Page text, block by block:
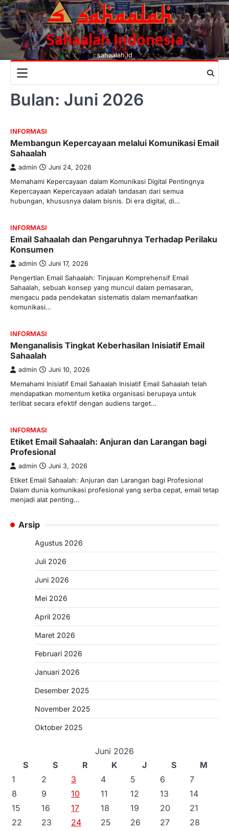
Skip
to
content
Sahaalah Indonesia
sahaalah.id
Bulan: Juni 2026
INFORMASI
Membangun Kepercayaan melalui Komunikasi Email
Sahaalah
admin Juni 24, 2026
Memahami Kepercayaan dalam Komunikasi Digital Pentingnya
Kepercayaan Kepercayaan adalah landasan dari semua
hubungan, khususnya dalam bisnis. Di era digital, di…
INFORMASI
Email Sahaalah dan Pengaruhnya Terhadap Perilaku
Konsumen
admin Juni 17, 2026
Pengertian Email Sahaalah: Tinjauan Komprehensif Email
Sahaalah, sebuah konsep yang muncul dalam pemasaran,
mengacu pada pendekatan sistematis dalam memanfaatkan
komunikasi…
INFORMASI
Menganalisis Tingkat Keberhasilan Inisiatif Email
Sahaalah
admin Juni 10, 2026
Memahami Inisiatif Email Sahaalah Inisiatif Email Sahaalah telah
mendapatkan momentum ketika organisasi berupaya untuk
terlibat secara efektif dengan audiens target…
INFORMASI
Etiket Email Sahaalah: Anjuran dan Larangan bagi
Profesional
admin Juni 3, 2026
Etiket Email Sahaalah: Anjuran dan Larangan bagi Profesional
Dalam dunia komunikasi profesional yang serba cepat, email tetap
menjadi alat penting…
Arsip
Agustus 2026
Juli 2026
Juni 2026
Mei 2026
April 2026
Maret 2026
Februari 2026
Januari 2026
Desember 2025
November 2025
Oktober 2025
Juni 2026
S
S R K J S
M
1
2 3 4 5 6
7
8
9 10 11 12 13
14
15
16 17 18 19 20
21
22
23 24 25 26 27
28